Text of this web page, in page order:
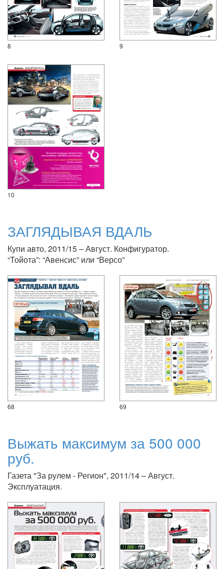
8 9
10
ЗАГЛЯДЫВАЯ ВДАЛЬ
Купи авто, 2011/15 – Август. Конфигуратор.
“Тойота”: “Авенсис” или “Версо”
68 69
Выжать максимум за 500 000
руб.
Газета "За рулем - Регион", 2011/14 – Август.
Эксплуатация.